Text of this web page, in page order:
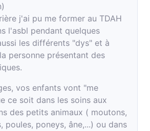
j'ai pu me former au TDAH
l'asbl pendant quelques
les différents "dys" et à
personne présentant des
vos enfants vont "me
ce soit dans les soins aux
des petits animaux ( moutons,
poules, poneys, âne,...) ou dans